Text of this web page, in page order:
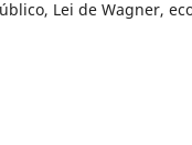
Lei de Wagner,